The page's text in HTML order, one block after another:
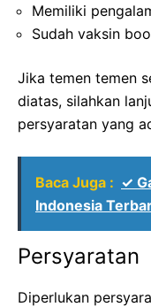
Memiliki
Sudah vaksin
Jika temen temen
diatas, silahkan
persyaratan yang
Baca Juga : ✓
Indonesia
Persyaratan
Diperlukan